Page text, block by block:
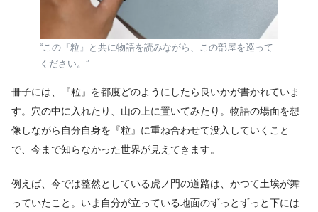
“この『粒』と共に物語を読みながら、この部屋を巡って
ください。”
冊子には、『粒』を都度どのようにしたら良いかが書かれていま
す。穴の中に入れたり、山の上に置いてみたり。物語の場面を想
像しながら自分自身を『粒』に重ね合わせて没入していくこと
で、今まで知らなかった世界が見えてきます。
例えば、今では整然としている虎ノ門の道路は、かつて土埃が舞
っていたこと。いま自分が立っている地面のずっとずっと下には